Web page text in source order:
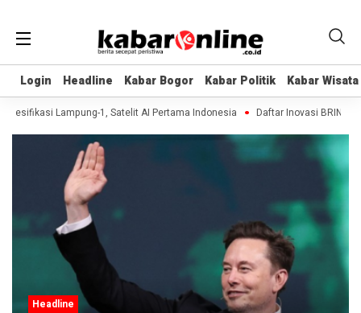
Login Headline Kabar Bogor Kabar Politik Kabar Wisata
Login Headline Kabar Bogor Kabar Politik Kabar Wisata
Lampung-1, Satelit AI Pertama Indonesia Daftar Inovasi BRIN
Headline